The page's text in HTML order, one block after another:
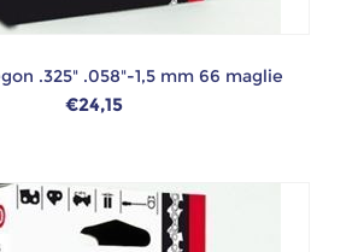
.325" .058"-1,5 mm 66 maglie
€24,15